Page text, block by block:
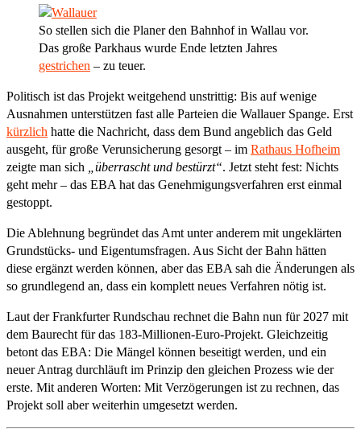
So stellen sich die Planer den Bahnhof in Wallau vor.
Das große Parkhaus wurde Ende letzten Jahres
gestrichen – zu teuer.
Politisch ist das Projekt weitgehend unstrittig: Bis auf wenige
Ausnahmen unterstützen fast alle Parteien die Wallauer Spange. Erst
kürzlich hatte die Nachricht, dass dem Bund angeblich das Geld
ausgeht, für große Verunsicherung gesorgt – im Rathaus Hofheim
zeigte man sich
„überrascht und bestürzt“. Jetzt steht fest: Nichts
geht mehr – das EBA hat das Genehmigungsverfahren erst einmal
gestoppt.
Die Ablehnung begründet das Amt unter anderem mit ungeklärten
Grundstücks- und Eigentumsfragen. Aus Sicht der Bahn hätten
diese ergänzt werden können, aber das EBA sah die Änderungen als
so grundlegend an, dass ein komplett neues Verfahren nötig ist.
Laut der Frankfurter Rundschau rechnet die Bahn nun für 2027 mit
dem Baurecht für das 183-Millionen-Euro-Projekt. Gleichzeitig
betont das EBA: Die Mängel können beseitigt werden, und ein
neuer Antrag durchläuft im Prinzip den gleichen Prozess wie der
erste. Mit anderen Worten: Mit Verzögerungen ist zu rechnen, das
Projekt soll aber weiterhin umgesetzt werden.